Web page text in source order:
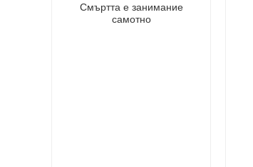
Смъртта е занимание
самотно